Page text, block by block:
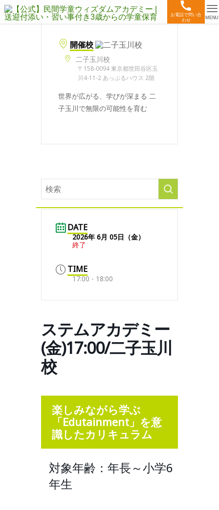
お電話で問い合
わせ
MENU
開催校
二子玉川校
〒158-0094 東京都世田谷区玉
川4-11-2 あっぷるハウス 2階
世界が広がる、学びが深まる 二
子玉川で無限の可能性を育む
DATE
2026年 6月 05日（金）
終了
TIME
17:00 - 18:00
ステムアカデミー
(金)17:00/二子玉川
校
楽しみながら学ぶ
「Edutainment」を意
識したカリキュラム
対象年齢：年長～小学6
年生